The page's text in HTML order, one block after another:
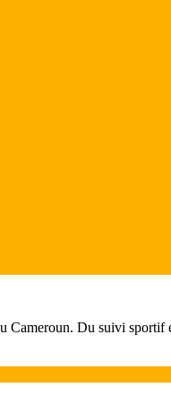
Cameroun. Du suivi